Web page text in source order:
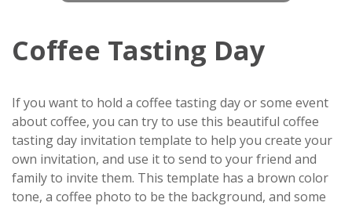
Coffee Tasting Day
If you want to hold a coffee tasting day or some event
about coffee, you can try to use this beautiful coffee
tasting day invitation template to help you create your
own invitation, and use it to send to your friend and
family to invite them. This template has a brown color
tone, a coffee photo to be the background, and some